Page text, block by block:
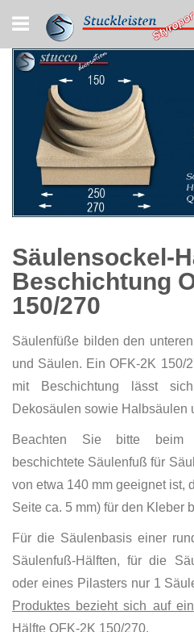
to
Content
Säulensockel-
Beschichtung
150/270
Säulenfüße bilden den
und Säulen. Ein OFK-2K 150/
mit Beschichtung lässt
Dekosäulen sowie Halbsäulen
Beachten Sie bitte beim
beschichtete Säulenfuß für
von etwa 140 mm geeignet ist,
Seite ca. 5 mm) für den Kleber
Für die Säulenbasis einer
Säulenfuß-Hälften, für die
oder eines Pilasters nur 1
Produktes bezieht sich auf
Hälfte OFK-2K 150/270.